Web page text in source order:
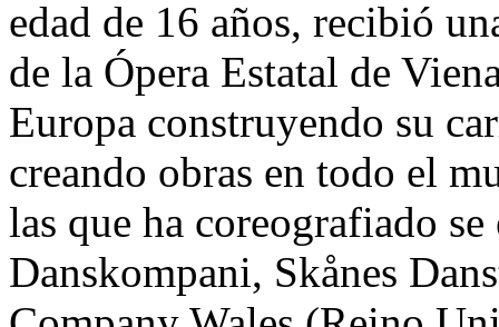
edad de 16 años, recibió
de la Ópera Estatal de
Europa construyendo su
creando obras en todo el
las que ha coreografiado
Danskompani, Skånes